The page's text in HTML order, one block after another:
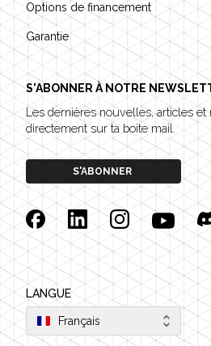
Options de financement
Garantie
S'ABONNER À NOTRE
Les dernières nouvelles, articles
directement sur ta boite mail.
S'ABONNER
FacebookLinkedinInstagramYouTube
LANGUE
Français